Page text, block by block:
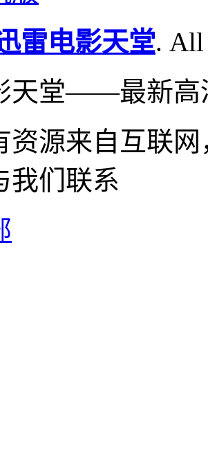
雷电影天堂. All
天堂——最新高
资源来自互联
我们联系